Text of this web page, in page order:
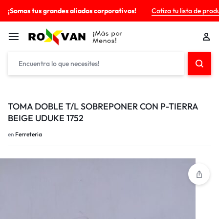
¡Somos tus grandes aliados corporativos! Cotiza tu lista de
TOMA DOBLE T/L SOBREPONER CON P-TIERRA
BEIGE UDUKE 1752
en Ferreteria